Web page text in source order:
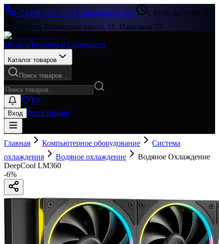
+7 (499) 322-33-86|Перезвоните мне
с 10:00 до 19:00
Москва, Пятницкое шоссе, 18, Павильон 73
ОплатаДоставка и Самовывоз
Каталог товаров
Поиск товаров...
Вход Регистрация
Главная Компьютерное оборудование
Система
охлаждения
Водяное охлаждение
Водяное Охлаждение
DeepCool LM360
-6%